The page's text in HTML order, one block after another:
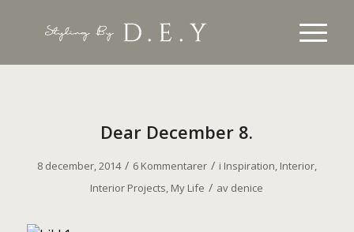
Dear December 8.
8 december, 2014 / 6 Kommentarer / i Inspiration, Interior,
Interior Projects, My Life / av denice